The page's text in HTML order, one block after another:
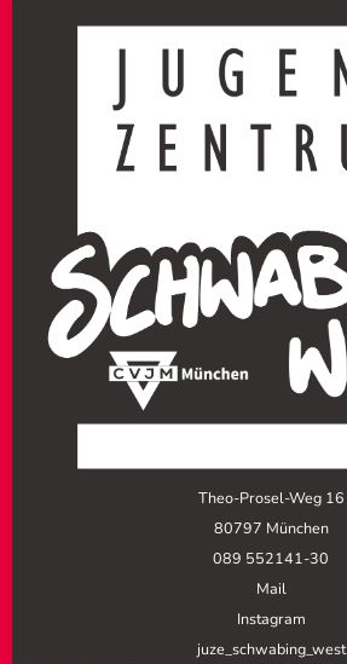
Theo-Prosel-Weg 16
80797 München
089 552141-30
Mail
Instagram
juze_schwabing_west